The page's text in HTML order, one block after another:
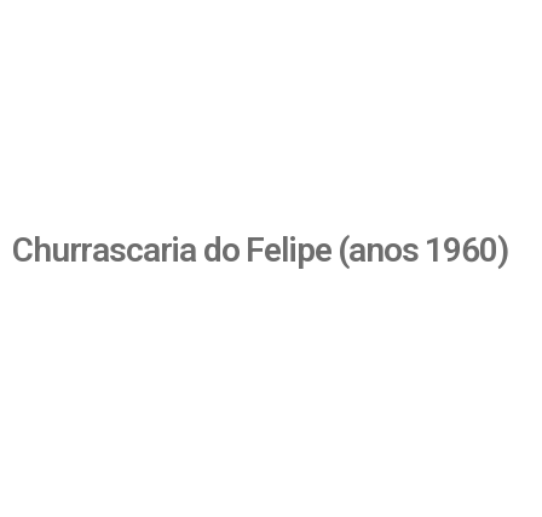
Churrascaria do Felipe (anos 1960)